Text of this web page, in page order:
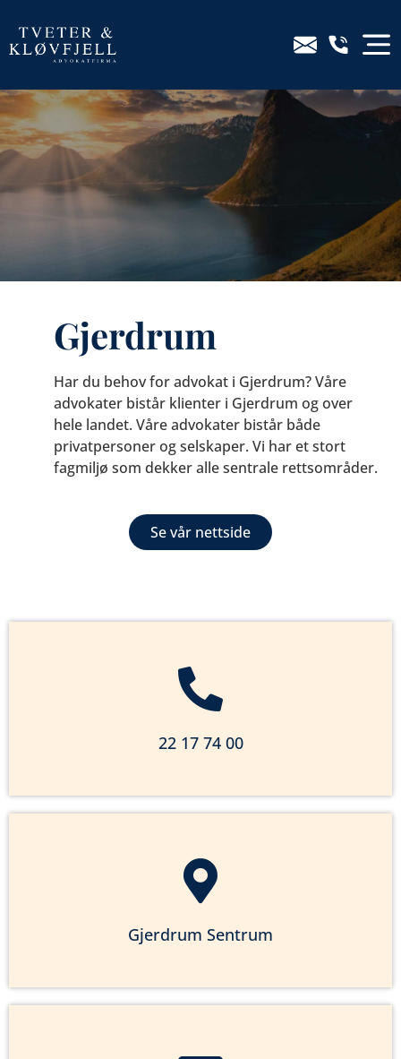
Gjerdrum
Har du behov for advokat i Gjerdrum? Våre
advokater bistår klienter i Gjerdrum og over
hele landet. Våre advokater bistår både
privatpersoner og selskaper. Vi har et stort
fagmiljø som dekker alle sentrale rettsområder.
Se vår nettside
22 17 74 00
Gjerdrum Sentrum